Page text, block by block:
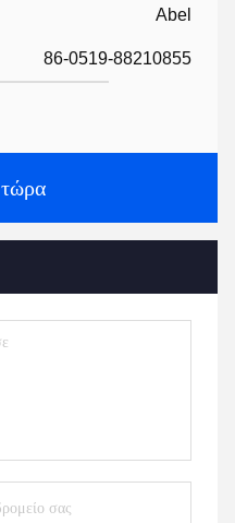
Abel
86-0519-88210855